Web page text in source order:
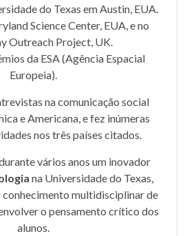
do Texas em Austin, EUA.
Science Center, EUA, e no
Outreach Project, UK.
da ESA (Agência Espacial
Europeia).
na comunicação social
e Americana, e fez inúmeras
nos três países citados.
vários anos um inovador
na Universidade do Texas,
multidisciplinar de
o pensamento crítico dos
alunos.